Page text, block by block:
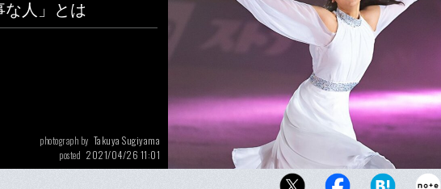
人」とは
photograph by Takuya Sugiyama
posted 2021/04/26 11:01